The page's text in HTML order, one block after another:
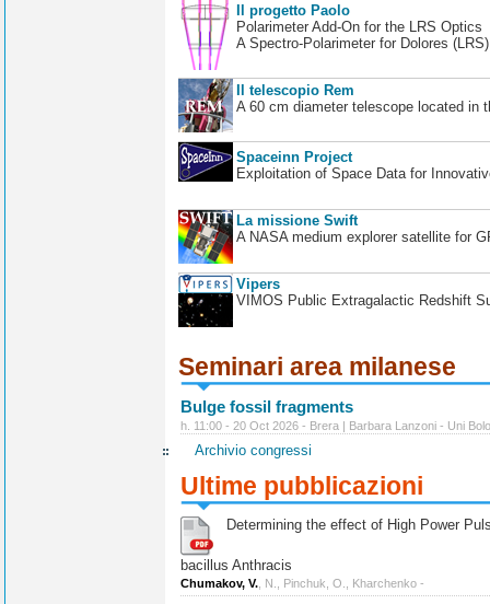
Il progetto Paolo
Polarimeter Add-On for the LRS Optics
A Spectro-Polarimeter for Dolores
Il telescopio Rem
A 60 cm diameter telescope located in
Spaceinn Project
Exploitation of Space Data for
La missione Swift
A NASA medium explorer satellite for
Vipers
VIMOS Public Extragalactic Redshift
Seminari area milanese
Bulge fossil fragments
h. 11:00 - 20 Oct 2026 - Brera | Barbara Lanzoni - Uni
Archivio congressi
Ultime pubblicazioni
Determining the effect of High Power
bacillus Anthracis
Chumakov, V. , N., Pinchuk, O., Kharchenko -